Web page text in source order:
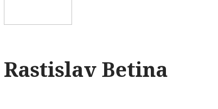
Rastislav Betina